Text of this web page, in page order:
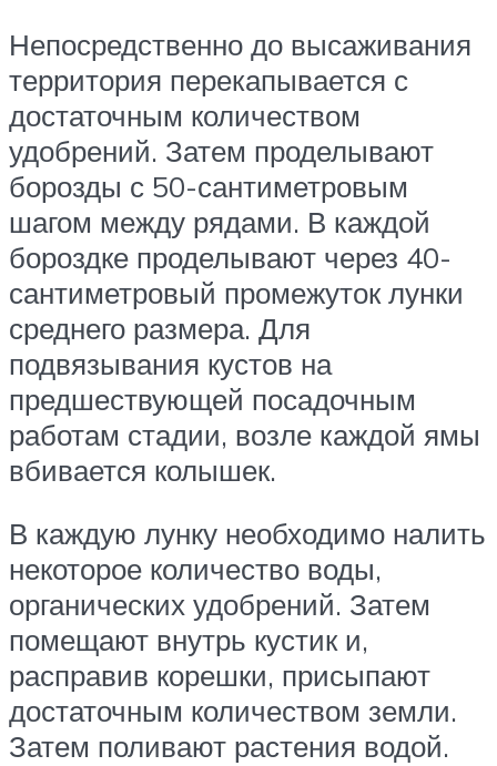
Непосредственно до высаживания
территория перекапывается с
достаточным количеством
удобрений. Затем проделывают
борозды с 50-сантиметровым
шагом между рядами. В каждой
бороздке проделывают через 40-
сантиметровый промежуток лунки
среднего размера. Для
подвязывания кустов на
предшествующей посадочным
работам стадии, возле каждой ямы
вбивается колышек.
В каждую лунку необходимо налить
некоторое количество воды,
органических удобрений. Затем
помещают внутрь кустик и,
расправив корешки, присыпают
достаточным количеством земли.
Затем поливают растения водой.